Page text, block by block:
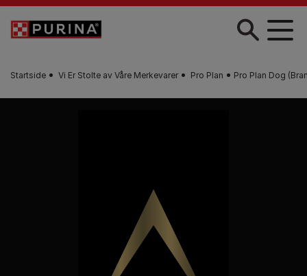
Skip to main content
Startside Vi Er Stolte av Våre Merkevarer Pro Plan Pro Plan Dog